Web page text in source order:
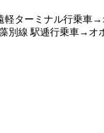
軽ターミナル行乗車
別線 駅逓行乗車→オ